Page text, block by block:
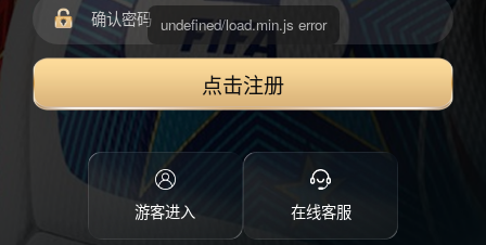
点击注册
游客进入 在线客服